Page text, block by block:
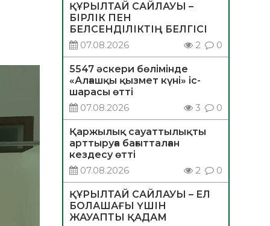
ҚҰРЫЛТАЙ САЙЛАУЫ –
БІРЛІК ПЕН
БЕЛСЕНДІЛІКТІҢ БЕЛГІСІ
07.08.2026
2 0
5547 әскери бөлімінде
«Алғашқы қызмет күні» іс-
шарасы өтті
07.08.2026
3 0
Қаржылық сауаттылықты
арттыруға бағытталған
кездесу өтті
07.08.2026
2 0
ҚҰРЫЛТАЙ САЙЛАУЫ – ЕЛ
БОЛАШАҒЫ ҮШІН
ЖАУАПТЫ ҚАДАМ